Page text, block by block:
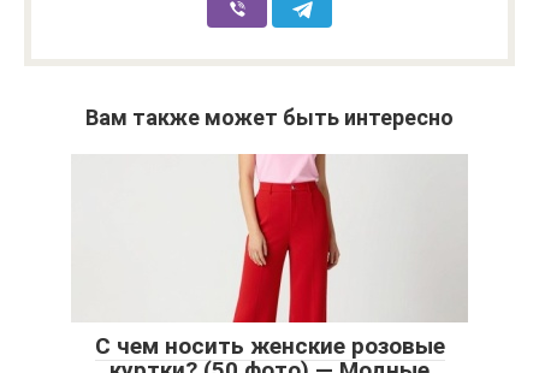
Вам также может быть интересно
С чем носить женские розовые